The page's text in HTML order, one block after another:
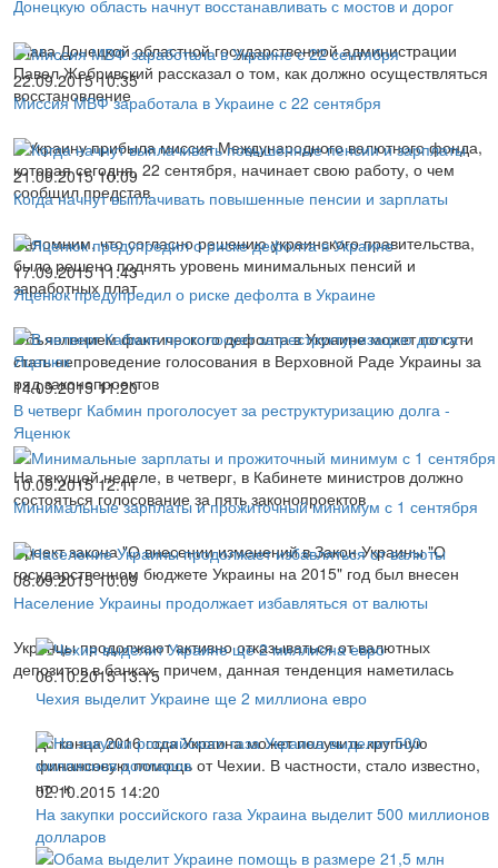
Донецкую область начнут восстанавливать с мостов и дорог
Глава Донецкой областной государственной администрации
Павел Жебривский рассказал о том, как должно осуществляться
восстановление
22.09.2015 10:35
Миссия МВФ заработала в Украине с 22 сентября
В Украину прибыла миссия Международного валютного фонда,
которая сегодня, 22 сентября, начинает свою работу, о чем
сообщил представ
21.09.2015 10:09
Когда начнут выплачивать повышенные пенсии и зарплаты
Напомним, что согласно решению украинского правительства,
было решено поднять уровень минимальных пенсий и
заработных плат
17.09.2015 11:43
Яценюк предупредил о риске дефолта в Украине
Объявлением фактического дефолта в Украине может по сути
стать непроведение голосования в Верховной Раде Украины за
ряд законопроектов
14.09.2015 11:20
В четверг Кабмин проголосует за реструктуризацию долга -
Яценюк
На текущей неделе, в четверг, в Кабинете министров должно
состояться голосование за пять законопроектов
10.09.2015 12:11
Минимальные зарплаты и прожиточный минимум с 1 сентября
Проект закона "О внесении изменений в Закон Украины "О
государственном бюджете Украины на 2015" год был внесен
08.09.2015 10:09
Население Украины продолжает избавляться от валюты
Укранцы продолжают активно отказываться от валютных
депозитов в банках, причем, данная тенденция наметилась
06.10.2015 13:15
Чехия выделит Украине ще 2 миллиона евро
До конца 2016 года Украина может получить крупную
финансовую помощь от Чехии. В частности, стало известно,
что к
02.10.2015 14:20
На закупки российского газа Украина выделит 500 миллионов
долларов